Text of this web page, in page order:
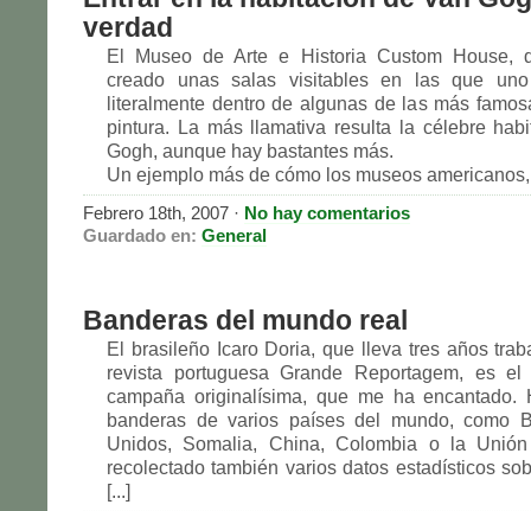
verdad
El Museo de Arte e Historia Custom House,
creado unas salas visitables en las que
literalmente dentro de algunas de las más
pintura. La más llamativa resulta la célebre
Gogh, aunque hay bastantes más.
Un ejemplo más de cómo los museos
Febrero 18th, 2007 · No hay comentarios
Guardado en: General
Banderas del mundo real
El brasileño Icaro Doria, que lleva tres años
revista portuguesa Grande Reportagem, es
campaña originalísima, que me ha encantado.
banderas de varios países del mundo, como
Unidos, Somalia, China, Colombia o la
recolectado también varios datos estadísticos
[...]